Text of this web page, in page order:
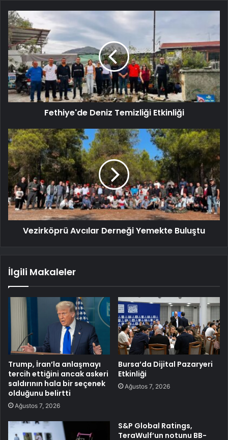
Fethiye'de Deniz Temizliği Etkinliği
Vezirköprü Avcılar Derneği Yemekte Buluştu
İlgili Makaleler
Trump, İran’la anlaşmayı
tercih ettiğini ancak askeri
saldırının hala bir seçenek
olduğunu belirtti
Ağustos 7, 2026
Bursa’da Dijital Pazaryeri
Etkinliği
Ağustos 7, 2026
S&P Global Ratings,
TeraWulf’un notunu BB-